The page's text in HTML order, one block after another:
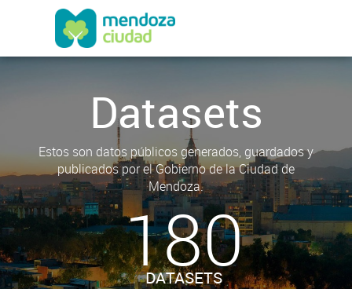
Datasets
Estos son datos públicos generados, guardados y
publicados por el Gobierno de la Ciudad de
Mendoza.
180
DATASETS